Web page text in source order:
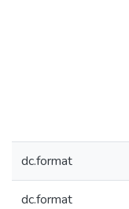
dc.format
dc.format